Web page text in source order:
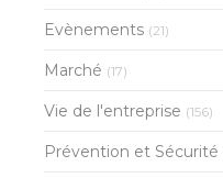
Evènements (21)
Marché (17)
Vie de l'entreprise (156)
Prévention et Sécurité